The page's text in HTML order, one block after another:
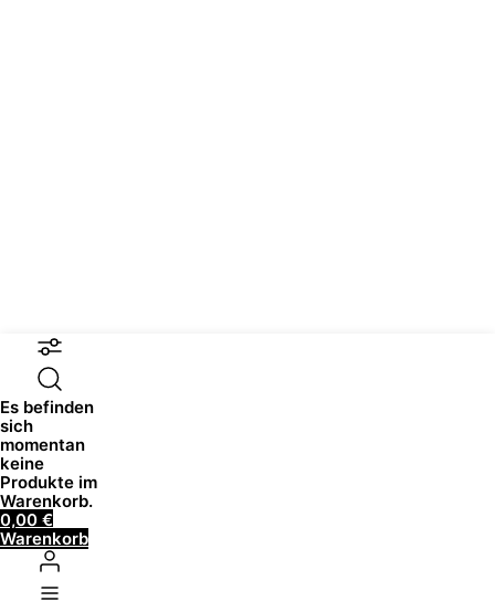
Es befinden
sich
momentan
keine
Produkte im
Warenkorb.
0,00 €
Warenkorb